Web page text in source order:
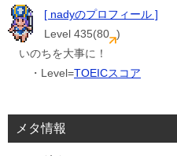
[ nadyのプロフィール ]
Level 435(80 )
いのちを大事に！
・Level=TOEICスコア
メタ情報